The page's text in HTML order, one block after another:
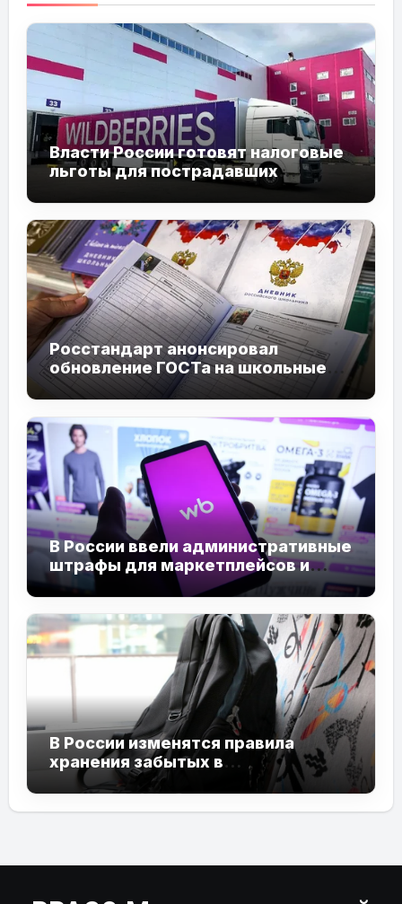
Власти России готовят налоговые
льготы для пострадавших
Росстандарт анонсировал
обновление ГОСТа на школьные
дневники к 2027 году
В России ввели административные
штрафы для маркетплейсов и
продавцов
В России изменятся правила
хранения забытых в
общественном транспорте вещей